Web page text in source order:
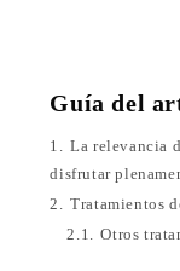
Guía del
1. La relevancia
disfrutar
2. Tratamientos
2.1. Otros